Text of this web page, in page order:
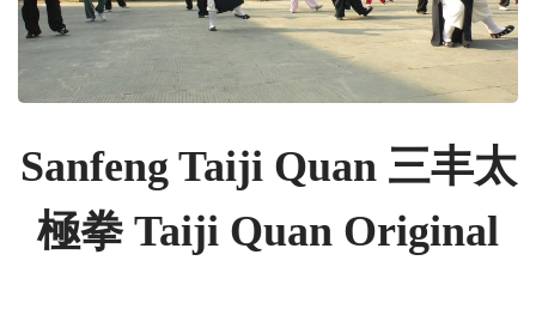
Sanfeng Taiji Quan 三丰太
極拳 Taiji Quan Original